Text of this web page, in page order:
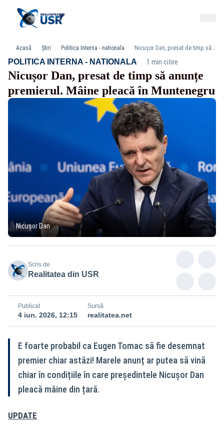
Acasă Știri Politica Interna - nationala Nicușor Dan, presat de timp să anunțe premierul. Mâine pleacă în Muntenegru
POLITICA INTERNA - NATIONALA· 1 min citire
Nicușor Dan, presat de timp să anunțe
premierul. Mâine pleacă în Muntenegru
Nicușor Dan
Scris de
Realitatea din USR
Publicat
4 iun. 2026, 12:15
Sursă
realitatea.net
E foarte probabil ca Eugen Tomac să fie desemnat
premier chiar astăzi! Marele anunț ar putea să vină
chiar în condițiile în care președintele Nicușor Dan
pleacă mâine din țară.
UPDATE